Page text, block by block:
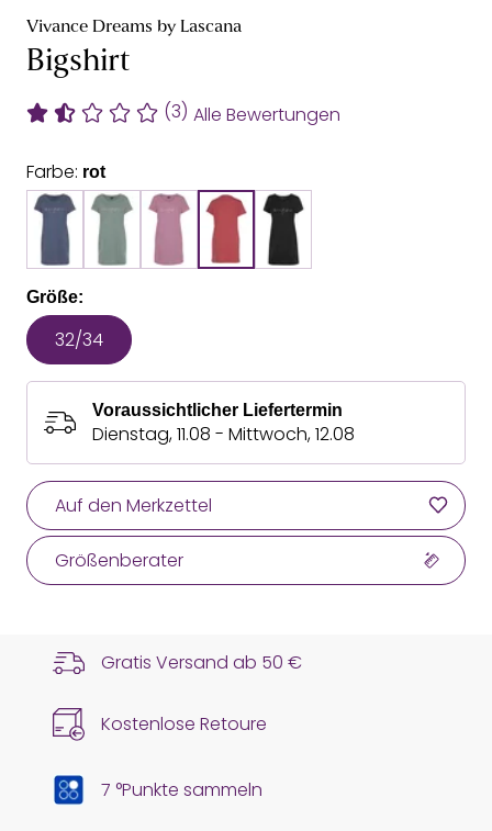
Vivance Dreams by Lascana
Bigshirt
(3) Alle Bewertungen
Farbe: rot
Größe:
32/34
Voraussichtlicher Liefertermin
Dienstag, 11.08 - Mittwoch, 12.08
Auf den Merkzettel
Größenberater
Gratis Versand ab 50 €
Kostenlose Retoure
7 °Punkte sammeln